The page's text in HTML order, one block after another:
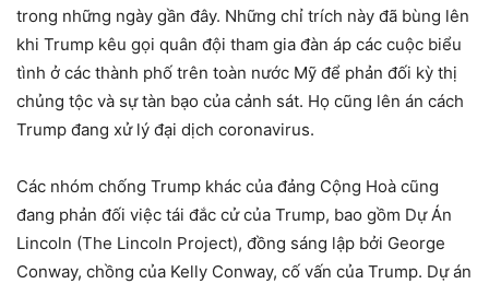
trong những ngày gần đây. Những chỉ trích này đã bùng lên
khi Trump kêu gọi quân đội tham gia đàn áp các cuộc biểu
tình ở các thành phố trên toàn nước Mỹ để phản đối kỳ thị
chủng tộc và sự tàn bạo của cảnh sát. Họ cũng lên án cách
Trump đang xử lý đại dịch coronavirus.
Các nhóm chống Trump khác của đảng Cộng Hoà cũng
đang phản đối việc tái đắc cử của Trump, bao gồm Dự Án
Lincoln (The Lincoln Project), đồng sáng lập bởi George
Conway, chồng của Kelly Conway, cố vấn của Trump. Dự án